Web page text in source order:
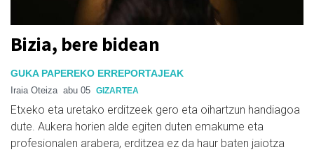
Bizia, bere bidean
GUKA PAPEREKO ERREPORTAJEAK
Iraia Oteiza abu 05 GIZARTEA
Etxeko eta uretako erditzeek gero eta oihartzun handiagoa
dute. Aukera horien alde egiten duten emakume eta
profesionalen arabera, erditzea ez da haur baten jaiotza